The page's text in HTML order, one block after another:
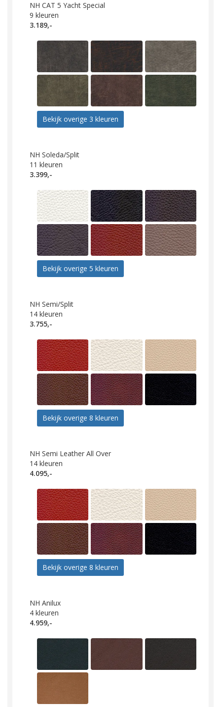
NH CAT 5 Yacht Special
9 kleuren
3.189,-
Bekijk overige 3 kleuren
NH Soleda/Split
11 kleuren
3.399,-
Bekijk overige 5 kleuren
NH Semi/Split
14 kleuren
3.755,-
Bekijk overige 8 kleuren
NH Semi Leather All Over
14 kleuren
4.095,-
Bekijk overige 8 kleuren
NH Anilux
4 kleuren
4.959,-